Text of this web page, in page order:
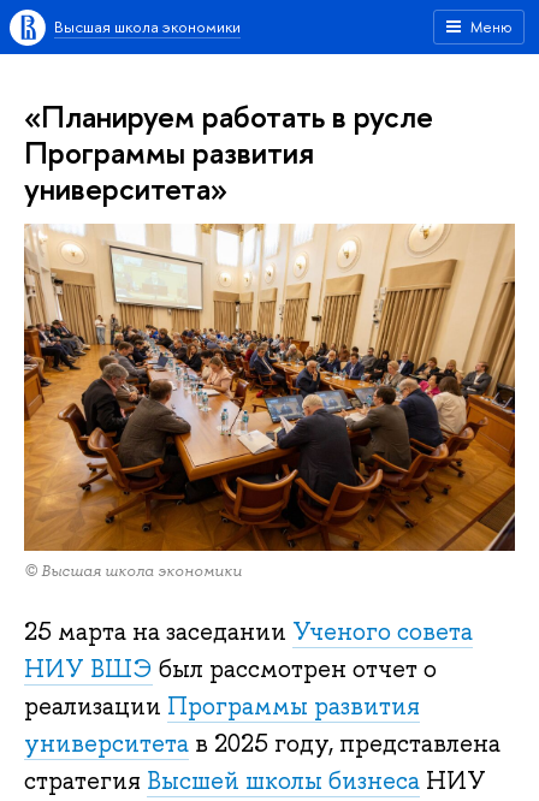
Меню
Высшая школа экономики
«Планируем работать в русле
Программы развития
университета»
© Высшая школа экономики
25 марта на заседании Ученого совета
НИУ ВШЭ был рассмотрен отчет о
реализации Программы развития
университета в 2025 году, представлена
стратегия Высшей школы бизнеса НИУ